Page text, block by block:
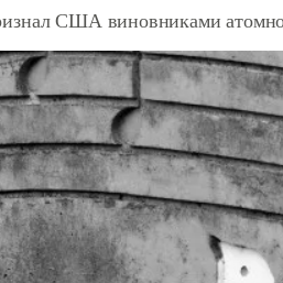
США виновниками